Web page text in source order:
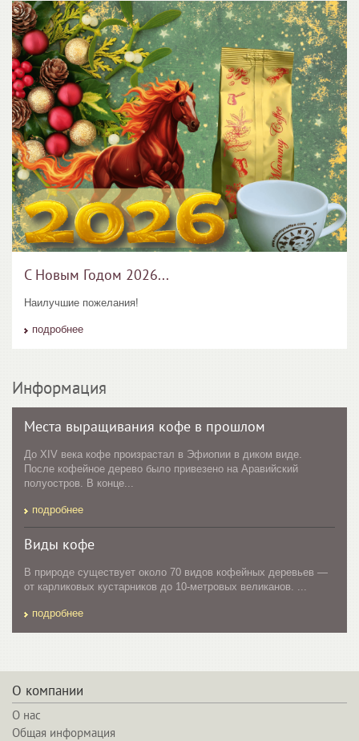
С Новым Годом 2026...
Наилучшие пожелания!
подробнее
Информация
Места выращивания кофе в прошлом
До XIV века кофе произрастал в Эфиопии в диком виде.
После кофейное дерево было привезено на Аравийский
полуостров. В конце...
подробнее
Виды кофе
В природе существует около 70 видов кофейных деревьев —
от карликовых кустарников до 10-метровых великанов. ...
подробнее
О компании
О нас
Общая информация